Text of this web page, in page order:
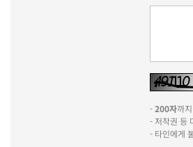
-200자까
- 저작권 등
- 타인에게